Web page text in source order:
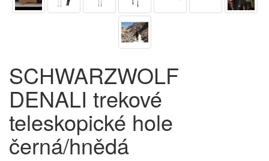
SCHWARZWOLF
DENALI trekové
teleskopické hole
černá/hnědá